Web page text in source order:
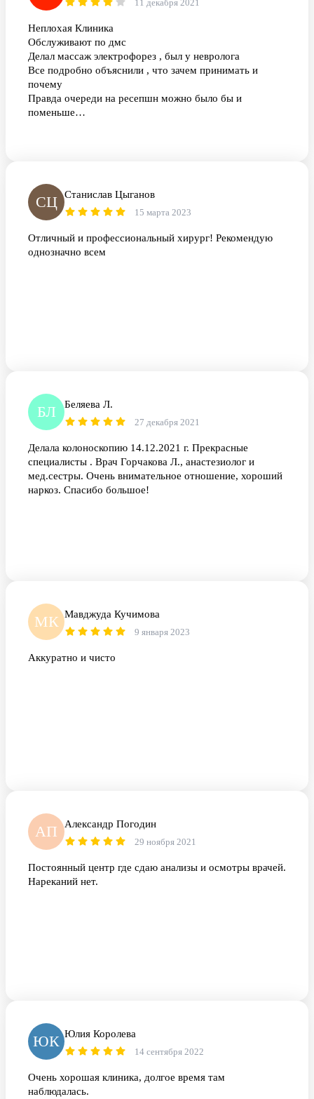
11 декабря 2021
Неплохая Клиника
Обслуживают по дмс
Делал массаж электрофорез , был у невролога
Все подробно объяснили , что зачем принимать и
почему
Правда очереди на ресепшн можно было бы и
поменьше…
СЦ Станислав Цыганов
15 марта 2023
Отличный и профессиональный хирург! Рекомендую
однозначно всем
БЛ Беляева Л.
27 декабря 2021
Делала колоноскопию 14.12.2021 г. Прекрасные
специалисты . Врач Горчакова Л., анастезиолог и
мед.сестры. Очень внимательное отношение, хороший
наркоз. Спасибо большое!
МК Мавджуда Кучимова
9 января 2023
Аккуратно и чисто
АП Александр Погодин
29 ноября 2021
Постоянный центр где сдаю анализы и осмотры врачей.
Нареканий нет.
ЮК Юлия Королева
14 сентября 2022
Очень хорошая клиника, долгое время там
наблюдалась.